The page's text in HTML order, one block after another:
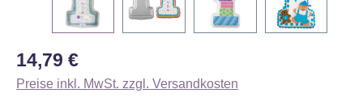
Regulärer Preis:
14,79 €
Preise inkl. MwSt. zzgl. Versandkosten